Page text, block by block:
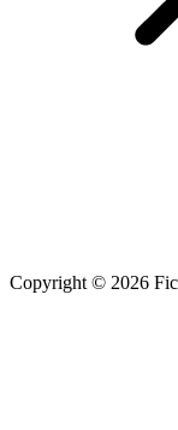
Copyright © 2026